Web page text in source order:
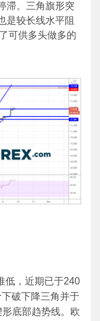
滞。三角旗形突
是较长线水平阻
可供多头做多的
低，近期已于240
破下降三角并于
底部趋势线。欧